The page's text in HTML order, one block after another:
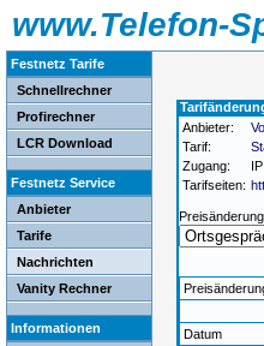
www.Telefon-
Festnetz Tarife
Schnellrechner
Profirechner
LCR Download
Festnetz Service
Anbieter
Tarife
Nachrichten
Vanity Rechner
Informationen
Anbieter:
Tarif:
Zugang:
IP
Tarifseiten:
Datum